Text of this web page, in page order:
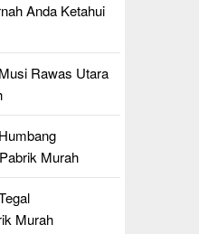
Anda Ketahui
Rawas Utara
Murah
Murah